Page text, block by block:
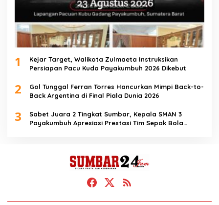
1
Kejar Target, Walikota Zulmaeta Instruksikan
Persiapan Pacu Kuda Payakumbuh 2026 Dikebut
2
Gol Tunggal Ferran Torres Hancurkan Mimpi Back-to-
Back Argentina di Final Piala Dunia 2026
3
Sabet Juara 2 Tingkat Sumbar, Kepala SMAN 3
Payakumbuh Apresiasi Prestasi Tim Sepak Bola